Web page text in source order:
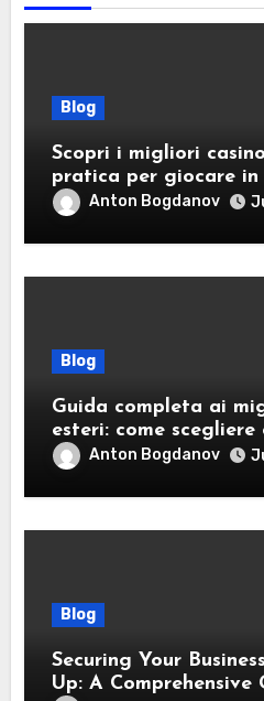
Blog
Scopri i migliori
pratica per giocare in
Anton Bogdanov
Blog
Guida completa ai
esteri: come scegliere
responsabilità
Anton Bogdanov
Blog
Securing Your
Up: A Comprehensive